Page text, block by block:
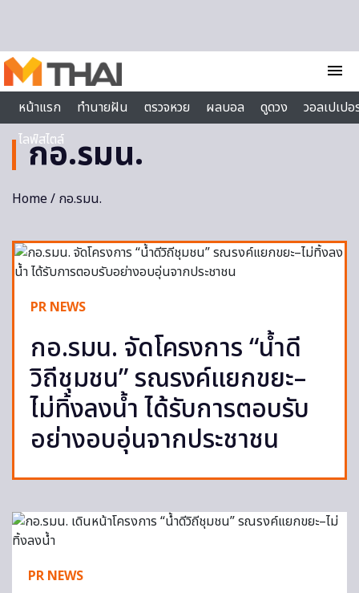
menu
หน้าแรก
ทำนายฝัน ตรวจหวย ผลบอล ดูดวง
วอลเปเป
ไลฟ์สไตล์
กอ.รมน.
Home/ กอ.รมน.
PR NEWS
กอ.รมน. จัดโครงการ “น้ำดี
วิถีชุมชน” รณรงค์แยกขยะ–
ไม่ทิ้งลงน้ำ ได้รับการตอบรับ
อย่างอบอุ่นจากประชาชน
PR NEWS